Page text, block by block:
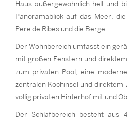
Haus außergewöhnlich hell und
Panoramablick auf das Meer,
Pere de Ribes und die Berge.
Der Wohnbereich umfasst ein
mit großen Fenstern und
zum privaten Pool, eine
zentralen Kochinsel und direktem
völlig privaten Hinterhof mit und
Der Schlafbereich besteht aus